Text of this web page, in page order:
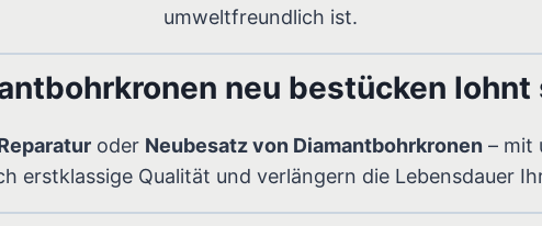
umweltfreundlich ist.
neu bestücken lohnt
oder Neubesatz von Diamantbohrkronen – mit
erstklassige Qualität und verlängern die Lebensdauer